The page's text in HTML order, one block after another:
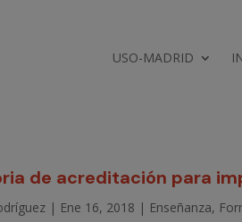
USO-MADRID
de acreditación para
| Ene 16, 2018 | Enseñanza,